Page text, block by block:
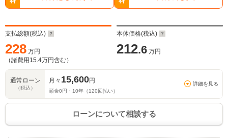
支払総額(税込)
228 万円
（諸費用 15.4万円含む）
本体価格(税込)
212.6 万円
通常ローン
（税込）
月々 15,600円
頭金0円・ 10年（120 回払い）
詳細を見る
ローンについて相談する